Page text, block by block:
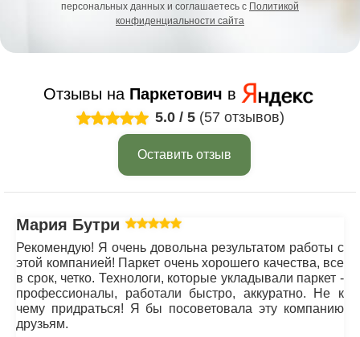
персональных данных и соглашаетесь с Политикой
конфиденциальности сайта
Отзывы на Паркетович в
5.0 / 5 (57 отзывов)
Оставить отзыв
Мария Бутрим
Рекомендую! Я очень довольна результатом работы с
этой компанией! Паркет очень хорошего качества, все
в срок, четко. Технологи, которые укладывали паркет -
профессионалы, работали быстро, аккуратно. Не к
чему придраться! Я бы посоветовала эту компанию
друзьям.